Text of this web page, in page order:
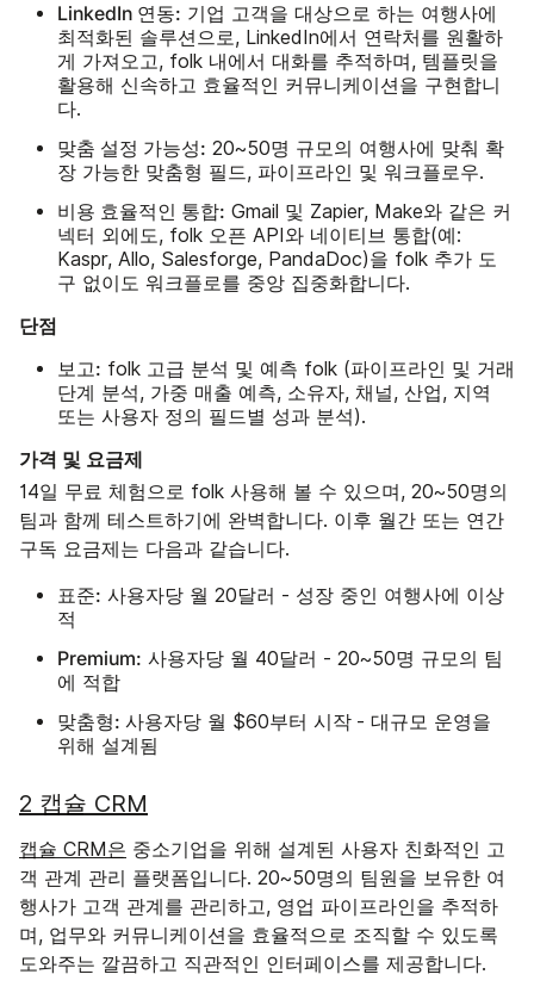
LinkedIn 연동: 기업 고객을 대상으로 하는 여행사에
최적화된 솔루션으로, LinkedIn에서 연락처를 원활하
게 가져오고, folk 내에서 대화를 추적하며, 템플릿을
활용해 신속하고 효율적인 커뮤니케이션을 구현합니
다.
맞춤 설정 가능성: 20~50명 규모의 여행사에 맞춰 확
장 가능한 맞춤형 필드, 파이프라인 및 워크플로우.
비용 효율적인 통합: Gmail 및 Zapier, Make와 같은 커
넥터 외에도, folk 오픈 API와 네이티브 통합(예:
Kaspr, Allo, Salesforge, PandaDoc)을 folk 추가 도
구 없이도 워크플로를 중앙 집중화합니다.
단점
보고: folk 고급 분석 및 예측 folk (파이프라인 및 거래
단계 분석, 가중 매출 예측, 소유자, 채널, 산업, 지역
또는 사용자 정의 필드별 성과 분석).
가격 및 요금제
14일 무료 체험으로 folk 사용해 볼 수 있으며, 20~50명의
팀과 함께 테스트하기에 완벽합니다. 이후 월간 또는 연간
구독 요금제는 다음과 같습니다.
표준: 사용자당 월 20달러 - 성장 중인 여행사에 이상
적
Premium: 사용자당 월 40달러 - 20~50명 규모의 팀
에 적합
맞춤형: 사용자당 월 $60부터 시작 - 대규모 운영을
위해 설계됨
2 캡슐 CRM
캡슐 CRM은 중소기업을 위해 설계된 사용자 친화적인 고
객 관계 관리 플랫폼입니다. 20~50명의 팀원을 보유한 여
행사가 고객 관계를 관리하고, 영업 파이프라인을 추적하
며, 업무와 커뮤니케이션을 효율적으로 조직할 수 있도록
도와주는 깔끔하고 직관적인 인터페이스를 제공합니다.